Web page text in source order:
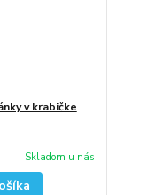
v krabičke
Skladom u nás